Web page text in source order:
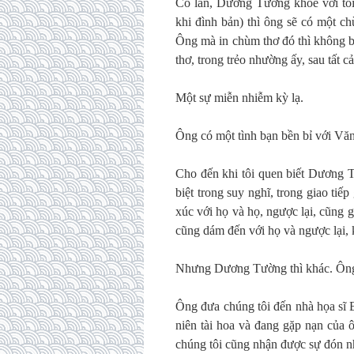
Có lần, Dương Tường khoe với
khi đình bản) thì ông sẽ có một
Ông mà in chùm thơ đó thì không
thơ, trong trẻo nhường ấy, sau tất
Một sự miễn nhiễm kỳ lạ.
Ông có một tình bạn bền bỉ với
Cho đến khi tôi quen biết Dương
biệt trong suy nghĩ, trong giao
xúc với họ và họ, ngược lại, cũng
cũng dám đến với họ và ngược
Nhưng Dương Tường thì khác.
Ông đưa chúng tôi đến nhà họa
niên tài hoa và đang gặp nạn
chúng tôi cũng nhận được sự đón